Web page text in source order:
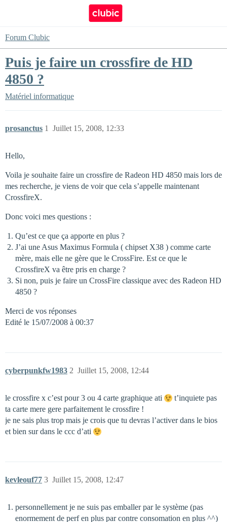
Forum Clubic
Puis je faire un crossfire de HD
4850 ?
Matériel informatique
prosanctus Juillet 15, 2008, 12:33
1
Hello,
Voila je souhaite faire un crossfire de Radeon HD 4850 mais lors de
mes recherche, je viens de voir que cela s’appelle maintenant
CrossfireX.
Donc voici mes questions :
Qu’est ce que ça apporte en plus ?
J’ai une Asus Maximus Formula ( chipset X38 ) comme carte
mère, mais elle ne gère que le CrossFire. Est ce que le
CrossfireX va être pris en charge ?
Si non, puis je faire un CrossFire classique avec des Radeon HD
4850 ?
Merci de vos réponses
Edité le 15/07/2008 à 00:37
cyberpunkfw1983 Juillet 15, 2008, 12:44
2
le crossfire x c’est pour 3 ou 4 carte graphique ati
t’inquiete pas
ta carte mere gere parfaitement le crossfire !
je ne sais plus trop mais je crois que tu devras l’activer dans le bios
et bien sur dans le ccc d’ati
kevleouf77 Juillet 15, 2008, 12:47
3
personnellement je ne suis pas emballer par le système (pas
enormement de perf en plus par contre consomation en plus ^^)